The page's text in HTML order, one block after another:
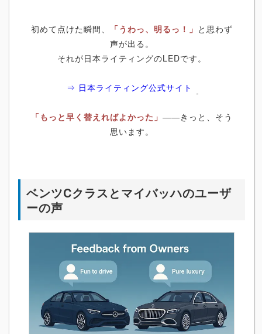
初めて点けた瞬間、 「うわっ、明るっ！」 と思わず
声が出る。
それが日本ライティングのLEDです。
⇒ 日本ライティング公式サイト
「もっと早く替えればよかった」 ――きっと、そう
思います。
ベンツCクラスとマイバッハのユーザ
ーの声